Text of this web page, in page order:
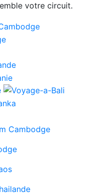
votre circuit.
Cambodge